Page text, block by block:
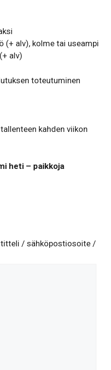
(+ alv), kolme tai useampi
alv)
toteutuminen
kahden viikon
heti – paikkoja
/ sähköpostiosoite /